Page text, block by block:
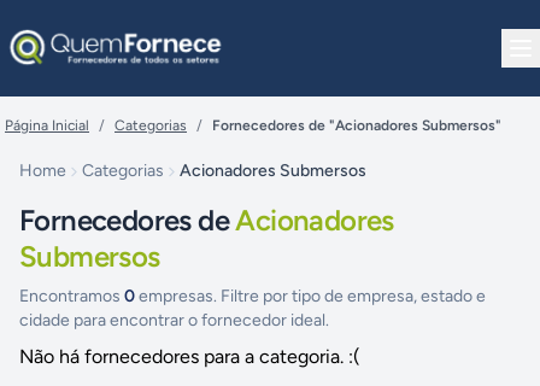
Página Inicial / Categorias / Fornecedores de "Acionadores Submersos"
Home Categorias Acionadores Submersos
Fornecedores deAcionadores
Submersos
Encontramos 0empresas. Filtre por tipo de empresa, estado e
cidade para encontrar o fornecedor ideal.
Não há fornecedores para a categoria. :(